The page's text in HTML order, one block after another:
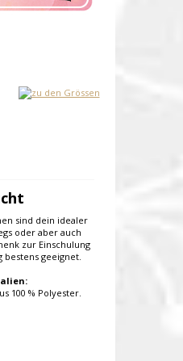
sind dein idealer
oder aber auch
zur Einschulung
bestens geeignet.
100 % Polyester.